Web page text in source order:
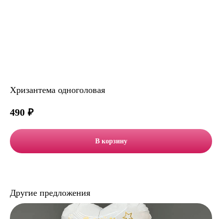
Хризантема одноголовая
490 ₽
В корзину
Другие предложения